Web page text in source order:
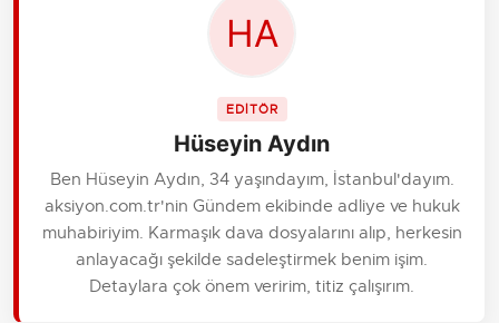
EDİTÖR
Hüseyin Aydın
Ben Hüseyin Aydın, 34 yaşındayım, İstanbul'dayım.
aksiyon.com.tr'nin Gündem ekibinde adliye ve hukuk
muhabiriyim. Karmaşık dava dosyalarını alıp, herkesin
anlayacağı şekilde sadeleştirmek benim işim.
Detaylara çok önem veririm, titiz çalışırım.